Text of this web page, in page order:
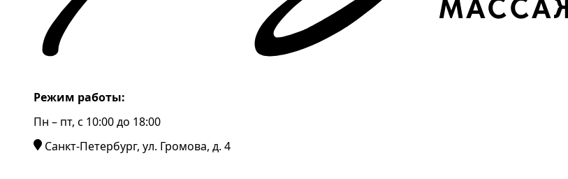
Режим работы:
Пн – пт, c 10:00 до 18:00
Санкт-Петербург, ул. Громова, д. 4